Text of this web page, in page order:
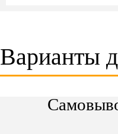
Варианты